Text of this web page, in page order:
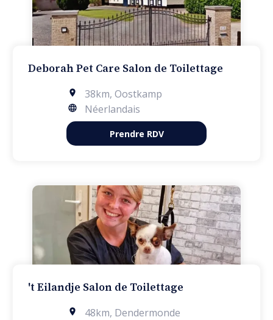
Deborah Pet Care Salon de Toilettage
38km, Oostkamp
Néerlandais
Prendre RDV
't Eilandje Salon de Toilettage
48km, Dendermonde